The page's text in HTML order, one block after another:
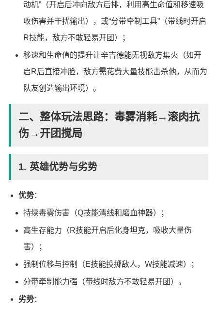
动机”（开启后冲向敌方后排，利用高生命值和移速吸
收伤害并干扰输出），或“分带牵制工具”（带线时开启
R技能，敌方不敢轻易开团）；
移速和生命值的提升让辛吉德能无视敌方集火（如开
启R后直接冲脸，敌方需花费大量技能击杀他，从而为
队友创造输出环境）。
二、整体玩法思路：毒雾消耗→滚肉抗
伤→开团搅局
1. 英雄优势与劣势
优势：
持续毒雾伤害（Q技能清线和磨血神器）；
高生存能力（R技能开启后化身坦克，吸收大量伤
害）；
强制位移与控制（E技能投掷敌人，W技能减速）；
分带牵制能力强（带线时敌方不敢轻易开团）。
劣势：